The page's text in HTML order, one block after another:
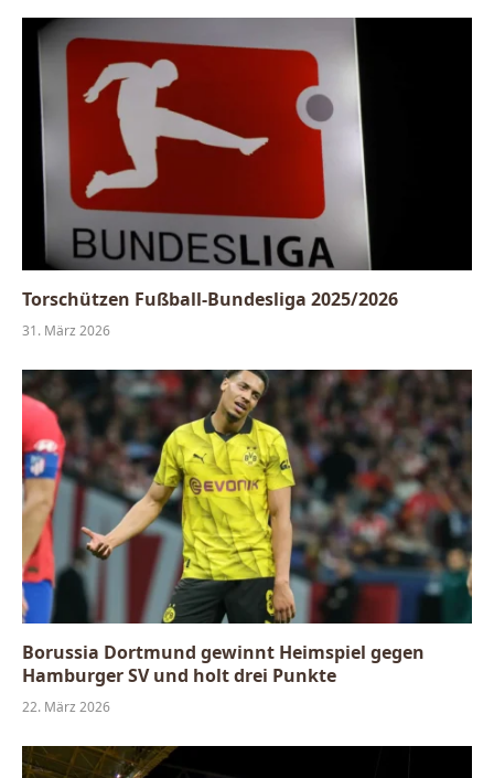
Torschützen Fußball-Bundesliga 2025/2026
31. März 2026
Borussia Dortmund gewinnt Heimspiel gegen
Hamburger SV und holt drei Punkte
22. März 2026